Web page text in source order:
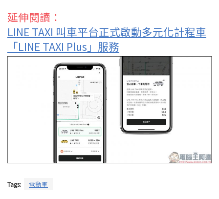
延伸閱讀：
LINE TAXI 叫車平台正式啟動多元化計程車
「LINE TAXI Plus」服務
Tags: 電動車